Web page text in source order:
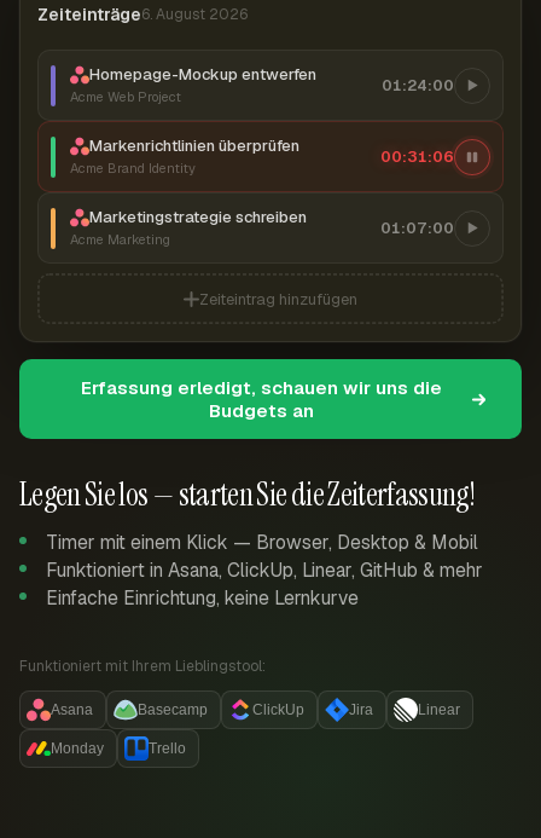
Legen Sie los — starten Sie die Zeiterfassung!
Timer mit einem Klick — Browser, Desktop & Mobil
Funktioniert in Asana, ClickUp, Linear, GitHub & mehr
Einfache Einrichtung, keine Lernkurve
Funktioniert mit Ihrem Lieblingstool:
Asana Basecamp ClickUp Jira Linear
Monday Trello
Zeiteinträge6. August 2026
Homepage-Mockup entwerfen
Acme Web Project
01:24:00
Markenrichtlinien überprüfen
Acme Brand Identity
00:31:07
Marketingstrategie schreiben
Acme Marketing
01:07:00
Zeiteintrag hinzufügen
Erfassung erledigt, schauen wir uns die
Budgets an